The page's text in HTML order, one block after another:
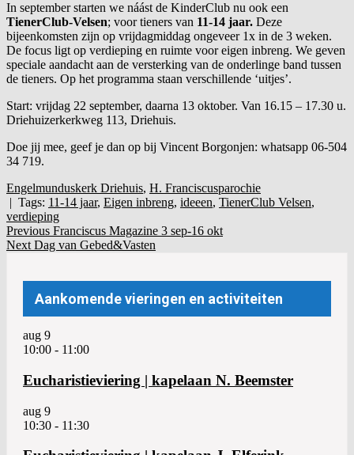
In september starten we náást de KinderClub nu ook een
TienerClub-Velsen; voor tieners van 11-14 jaar. Deze
bijeenkomsten zijn op vrijdagmiddag ongeveer 1x in de 3 weken.
De focus ligt op verdieping en ruimte voor eigen inbreng. We geven
speciale aandacht aan de versterking van de onderlinge band tussen
de tieners. Op het programma staan verschillende ‘uitjes’.
Start: vrijdag 22 september, daarna 13 oktober. Van 16.15 – 17.30 u.
Driehuizerkerkweg 113, Driehuis.
Doe jij mee, geef je dan op bij Vincent Borgonjen: whatsapp 06-504
34 719.
Engelmunduskerk Driehuis, H. Franciscusparochie
| Tags: 11-14 jaar, Eigen inbreng, ideeen, TienerClub Velsen,
verdieping
Post
navigation
Bericht
navigatie
Previous Previous
Post:
Franciscus Magazine 3 sep-16 okt
Next Next
Dag van Gebed&Vasten
Aankomende vieringen en activiteiten
aug 9
10:00 - 11:00
Eucharistieviering | kapelaan N. Beemster
aug 9
10:30 - 11:30